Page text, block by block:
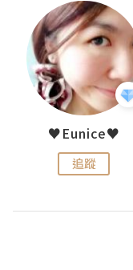
♥Eunice♥
追蹤